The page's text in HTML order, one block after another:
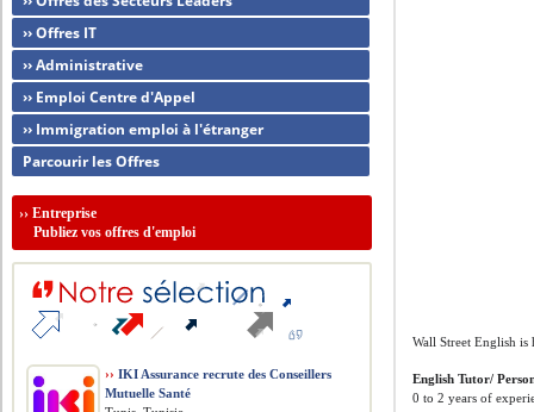
Wall Street English is
English Tutor/
0 to 2 years of
›› Offres IT
›› Administrative
›› Emploi Centre d'Appel
›› Immigration emploi à l'étranger
Parcourir les Offres
››Entreprise
Publiez vos offres d'emploi
›› IKI Assurance recrute des Conseillers
Mutuelle Santé